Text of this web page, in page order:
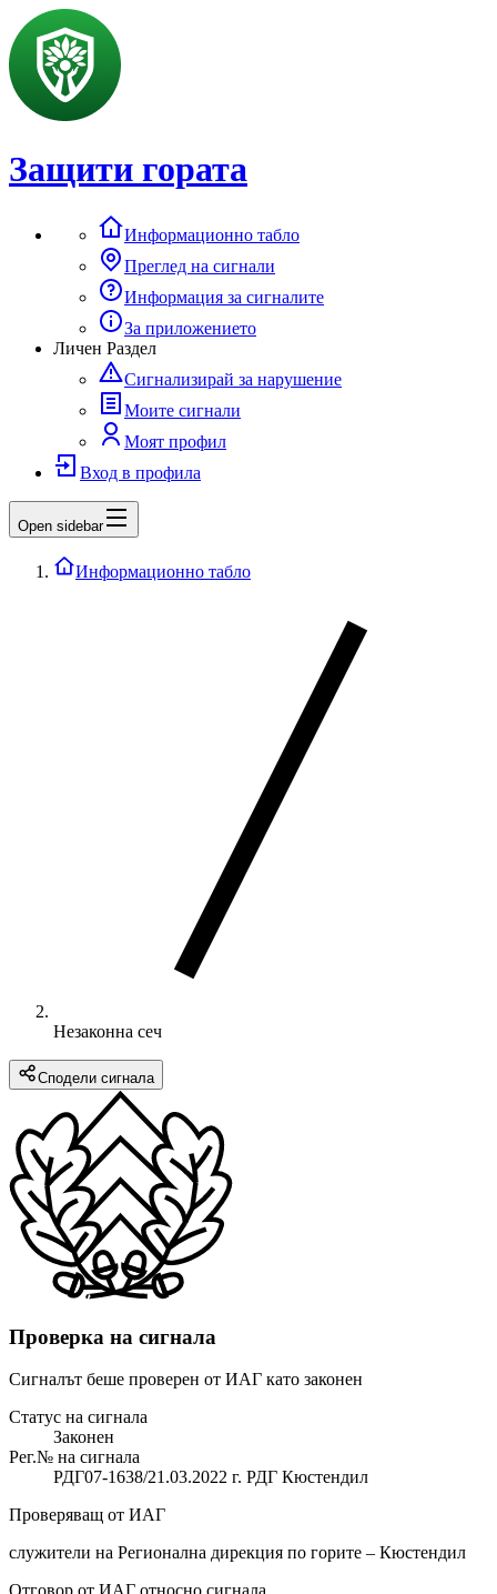
Защити гората
Информационно табло
Преглед на сигнали
Информация за сигналите
За приложението
Личен Раздел
Сигнализирай за нарушение
Моите сигнали
Моят профил
Вход в профила
Open sidebar
Информационно табло
Незаконна сеч
Сподели сигнала
Проверка на сигнала
Сигналът беше проверен от ИАГ като законен
Статус на сигнала
Законен
Рег.№ на сигнала
РДГ07-1638/21.03.2022 г. РДГ Кюстендил
Проверяващ от ИАГ
служители на Регионална дирекция по горите – Кюстендил